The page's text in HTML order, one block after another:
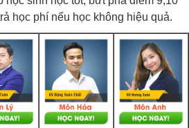
học phí nếu học không hiệu quả.